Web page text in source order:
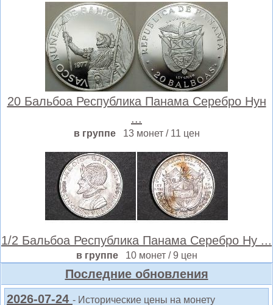
20 Бальбоа Республика Панама Серебро Нун
...
в группе 13 монет / 11 цен
1/2 Бальбоа Республика Панама Серебро Ну ...
в группе 10 монет / 9 цен
Последние обновления
2026-07-24 - Исторические цены на монету